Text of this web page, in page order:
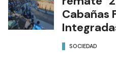
Cabañas
SOCIEDAD